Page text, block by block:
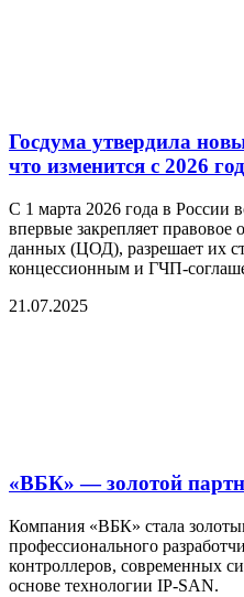
Госдума утвердила
что изменится с 2026
С 1 марта 2026 года в России
впервые закрепляет правовое
данных (ЦОД), разрешает их
концессионным и ГЧП-
21.07.2025
«ВБК» — золотой
Компания «ВБК» стала
профессионального
контроллеров, современных
основе технологии IP-SAN.